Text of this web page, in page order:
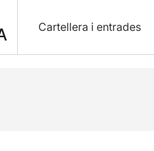
Cartellera i entrades